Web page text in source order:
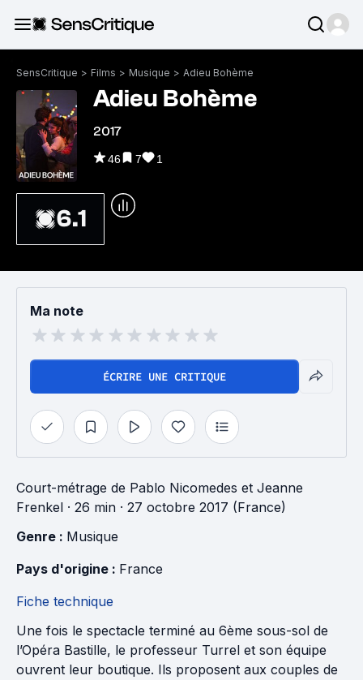
SensCritique > Films > Musique > Adieu Bohème
Adieu Bohème
2017
46 7 1
6.1
Ma note
ÉCRIRE UNE CRITIQUE
Court-métrage de Pablo Nicomedes et Jeanne
Frenkel · 26 min · 27 octobre 2017 (France)
Genre : Musique
Pays d'origine : France
Fiche technique
Une fois le spectacle terminé au 6ème sous-sol de
l’Opéra Bastille, le professeur Turrel et son équipe
ouvrent leur boutique. Ils proposent aux couples de